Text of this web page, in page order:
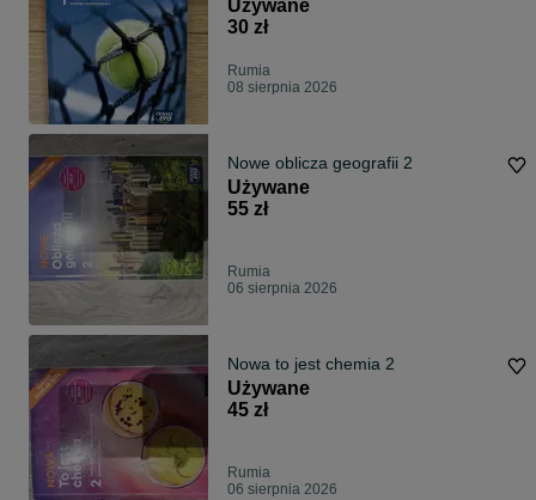
Używane
30 zł
Rumia
08 sierpnia 2026
Nowe oblicza geografii 2
Używane
55 zł
Rumia
06 sierpnia 2026
Nowa to jest chemia 2
Używane
45 zł
Rumia
06 sierpnia 2026